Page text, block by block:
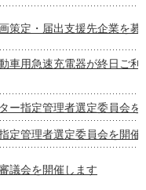
策定・届出支援先企業を募
車用急速充電器が終日ご利
ー指定管理者選定委員会を
定管理者選定委員会を開催
議会を開催します